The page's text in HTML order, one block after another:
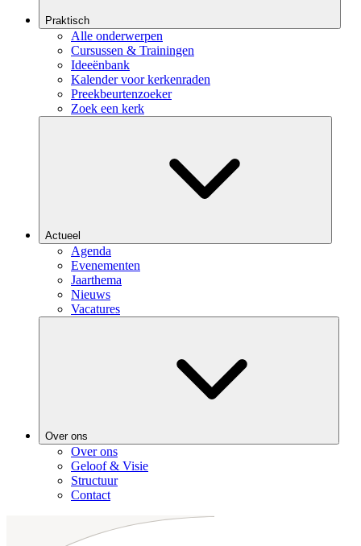
Praktisch
Alle onderwerpen
Cursussen & Trainingen
Ideeënbank
Kalender voor kerkenraden
Preekbeurtenzoeker
Zoek een kerk
Actueel
Agenda
Evenementen
Jaarthema
Nieuws
Vacatures
Over ons
Over ons
Geloof & Visie
Structuur
Contact